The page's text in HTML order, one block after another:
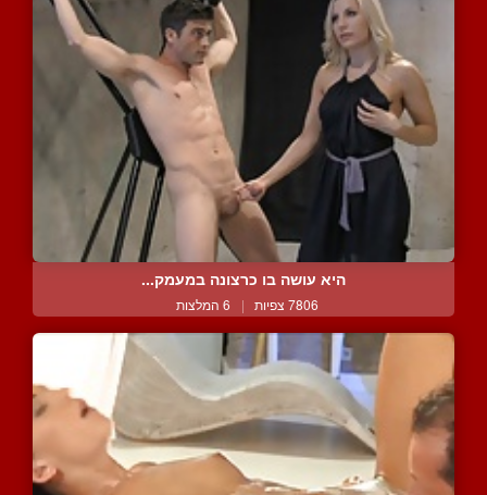
היא עושה בו כרצונה במעמק...
7806 צפיות | 6 המלצות